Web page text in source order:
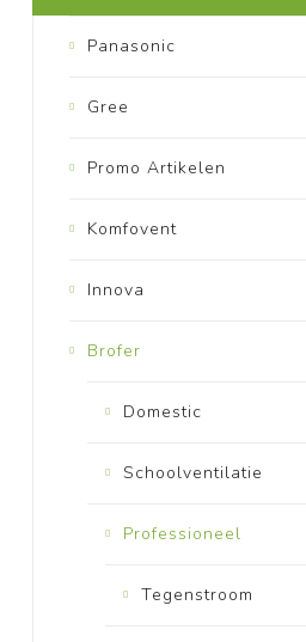
Panasonic
Gree
Promo Artikelen
Komfovent
Innova
Brofer
Domestic
Schoolventilatie
Professioneel
Tegenstroom